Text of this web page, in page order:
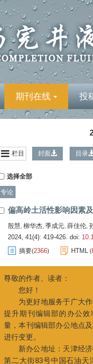
期刊在线 投
栏目 封面 目录
选择全部
专论
偏高岭土活性影响因素
殷慧, 柳华杰, 季成元, 薛佳伦,
2024, 41(4): 419-426. doi:
摘要(2366) HTML (
钻井液
海陆过渡相页岩储层液
王维 王金堂 ,辛江 , 曹振义 林
2024, 41(4): 427-436.doi:
摘要
HTML
塔河油田碳酸盐岩储层
尊敬的作者、读者
您好！
为更好地服务
提升期刊编辑部
量，本刊编辑部办
进行变更。